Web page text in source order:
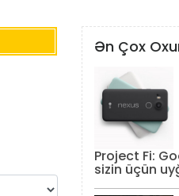
Ən Çox
Project Fi:
sizin üçün